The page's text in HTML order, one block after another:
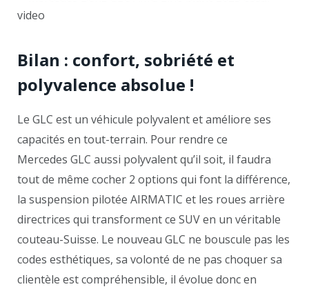
Bilan : confort, sobriété et
polyvalence absolue !
Le GLC est un véhicule polyvalent et améliore ses
capacités en tout-terrain. Pour rendre ce
Mercedes GLC aussi polyvalent qu’il soit, il faudra
tout de même cocher 2 options qui font la différence,
la suspension pilotée AIRMATIC et les roues arrière
directrices qui transforment ce SUV en un véritable
couteau-Suisse. Le nouveau GLC ne bouscule pas les
codes esthétiques, sa volonté de ne pas choquer sa
clientèle est compréhensible, il évolue donc en